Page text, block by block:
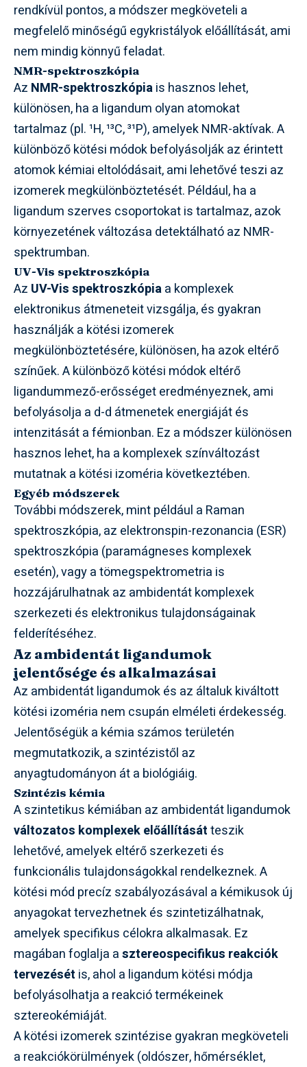
rendkívül pontos, a módszer megköveteli a
megfelelő minőségű egykristályok előállítását, ami
nem mindig könnyű feladat.
NMR-spektroszkópia
Az NMR-spektroszkópiais hasznos lehet,
különösen, ha a ligandum olyan atomokat
tartalmaz (pl. ¹H, ¹³C, ³¹P), amelyek NMR-aktívak. A
különböző kötési módok befolyásolják az érintett
atomok kémiai eltolódásait, ami lehetővé teszi az
izomerek megkülönböztetését. Például, ha a
ligandum szerves csoportokat is tartalmaz, azok
környezetének változása detektálható az NMR-
spektrumban.
UV-Vis spektroszkópia
Az UV-Vis spektroszkópiaa komplexek
elektronikus átmeneteit vizsgálja, és gyakran
használják a kötési izomerek
megkülönböztetésére, különösen, ha azok eltérő
színűek. A különböző kötési módok eltérő
ligandummező-erősséget eredményeznek, ami
befolyásolja a d-d átmenetek energiáját és
intenzitását a fémionban. Ez a módszer különösen
hasznos lehet, ha a komplexek színváltozást
mutatnak a kötési izoméria következtében.
Egyéb módszerek
További módszerek, mint például a Raman
spektroszkópia, az elektronspin-rezonancia (ESR)
spektroszkópia (paramágneses komplexek
esetén), vagy a tömegspektrometria is
hozzájárulhatnak az ambidentát komplexek
szerkezeti és elektronikus tulajdonságainak
felderítéséhez.
Az ambidentát ligandumok
jelentősége és alkalmazásai
Az ambidentát ligandumok és az általuk kiváltott
kötési izoméria nem csupán elméleti érdekesség.
Jelentőségük a kémia számos területén
megmutatkozik, a szintézistől az
anyagtudományon át a biológiáig.
Szintézis kémia
A szintetikus kémiában az ambidentát ligandumok
változatos komplexek előállításátteszik
lehetővé, amelyek eltérő szerkezeti és
funkcionális tulajdonságokkal rendelkeznek. A
kötési mód precíz szabályozásával a kémikusok új
anyagokat tervezhetnek és szintetizálhatnak,
amelyek specifikus célokra alkalmasak. Ez
magában foglalja asztereospecifikus reakciók
tervezését is, ahol a ligandum kötési módja
befolyásolhatja a reakció termékeinek
sztereokémiáját.
A kötési izomerek szintézise gyakran megköveteli
a reakciókörülmények (oldószer, hőmérséklet,